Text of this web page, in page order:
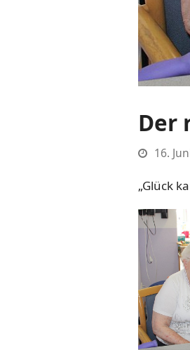
Der
16.
„Glück